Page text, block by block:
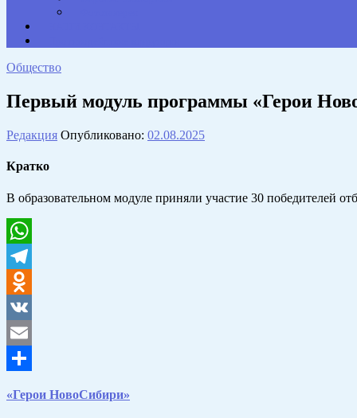
Общество
Первый модуль программы «Герои
Редакция Опубликовано: 02.08.2025
Кратко
В образовательном модуле приняли участие 30 победителей
WhatsApp
Telegram
Odnoklassniki
VK
Email
«Герои НовоСибири»